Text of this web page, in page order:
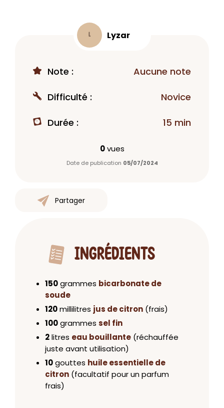
L Lyzar
Note : Aucune note
Difficulté : Novice
Durée : 15 min
0vues
Date de publication 05/07/2024
Partager
INGRÉDIENTS
150grammes bicarbonate de
soude
120millilitres jus de citron (frais)
100grammes sel fin
2litres eau bouillante (réchauffée
juste avant utilisation)
10gouttes huile essentielle de
citron (facultatif pour un parfum
frais)